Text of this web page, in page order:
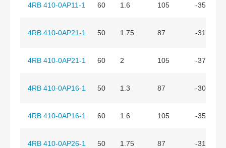
4RB 410-0AP11-1 60 1.6 105 -350
4RB 410-0AP21-1 50 1.75 87 -310
4RB 410-0AP21-1 60 2 105 -370
4RB 410-0AP16-1 50 1.3 87 -300
4RB 410-0AP16-1 60 1.6 105 -350
4RB 410-0AP26-1 50 1.75 87 -310